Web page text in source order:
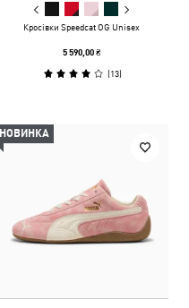
Кросівки Speedcat OG Unisex
5 590,00 ₴
(13)
НОВИНКА